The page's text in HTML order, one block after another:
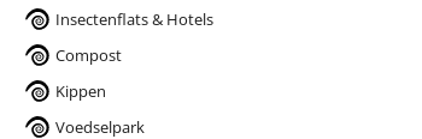
Insectenflats & Hotels
Compost
Kippen
Voedselpark